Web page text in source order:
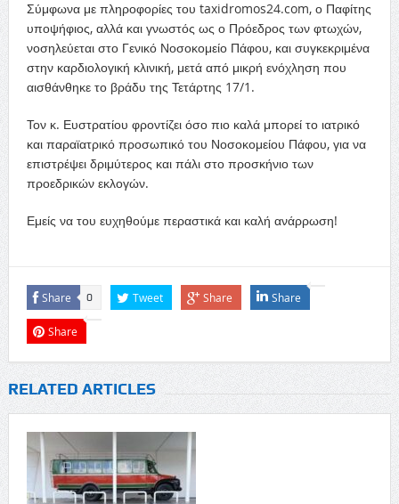
Σύμφωνα με πληροφορίες του taxidromos24.com, ο Παφίτης
υποψήφιος, αλλά και γνωστός ως ο Πρόεδρος των φτωχών,
νοσηλεύεται στο Γενικό Νοσοκομείο Πάφου, και συγκεκριμένα
στην καρδιολογική κλινική, μετά από μικρή ενόχληση που
αισθάνθηκε το βράδυ της Τετάρτης 17/1.
Τον κ. Ευστρατίου φροντίζει όσο πιο καλά μπορεί το ιατρικό
και παραϊατρικό προσωπικό του Νοσοκομείου Πάφου, για να
επιστρέψει δριμύτερος και πάλι στο προσκήνιο των
προεδρικών εκλογών.
Εμείς να του ευχηθούμε περαστικά και καλή ανάρρωση!
Share 0 Tweet Share Share
Share
RELATED ARTICLES